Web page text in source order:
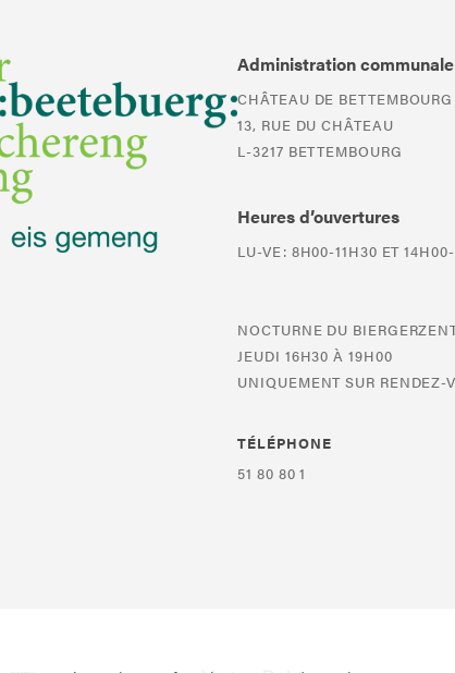
Administration communale
CHÂTEAU DE BETTEMBOURG
13, RUE DU CHÂTEAU
L-3217 BETTEMBOURG
Heures d’ouvertures
LU-VE: 8H00-11H30 ET
NOCTURNE DU
JEUDI 16H30 À 19H00
UNIQUEMENT SUR RENDEZ-
TÉLÉPHONE
51 80 80 1